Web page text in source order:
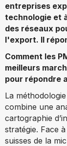
entreprises
technologie et
des réseaux
l'export. Il
Comment les
meilleurs
pour répondre
La
combine une
cartographie
stratégie. Face
suisses de la